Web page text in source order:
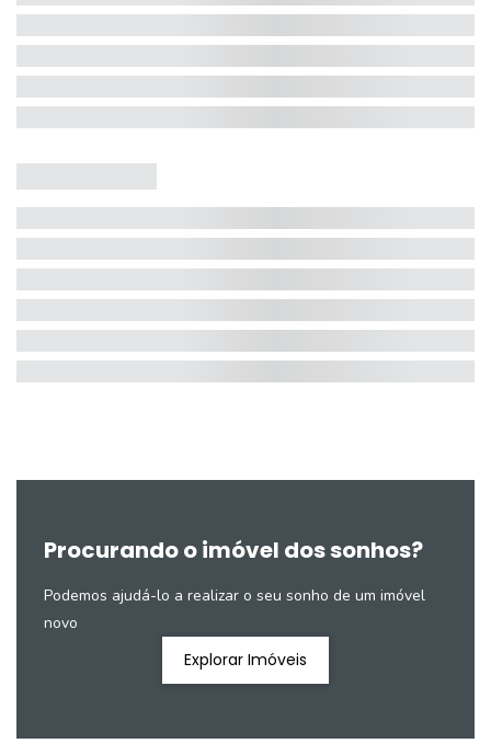
Procurando o imóvel dos sonhos?
Podemos ajudá-lo a realizar o seu sonho de um imóvel
novo
Explorar Imóveis